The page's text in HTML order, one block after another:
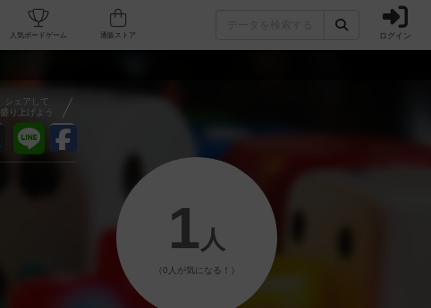
カフェ/店舗 人気ボードゲーム ログイン
シェアして
盛り上げよう
1 人
（0人が気になる！）